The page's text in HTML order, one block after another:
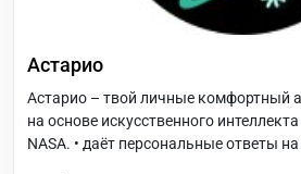
Астарио
Астарио – твой личные комфортный
на основе искусственного
NASA. • даёт персональные ответы